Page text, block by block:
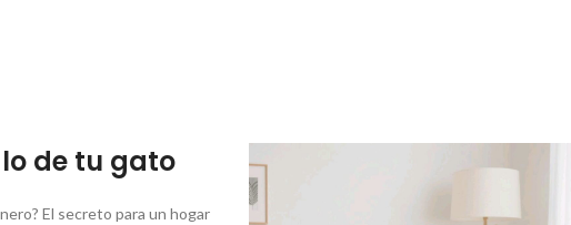
de tu gato
El secreto para un hogar